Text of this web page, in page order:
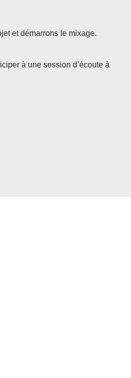
et démarrons le mixage.
à une session d’écoute à